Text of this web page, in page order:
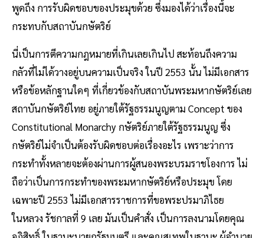
พูดถึง การรับผิดชอบของประมุขด้วย ซึ่งมองได้ว่าเรื่องนี้จะ
กระทบกับสถาบันกษัตริย์
นี่เป็นการตีความกฎหมายที่เกินเลยเกินไป สะท้อนถึงความ
กลัวที่ไม่ได้วางอยู่บนความเป็นจริง ในปี 2553 นั้น ไม่มีเอกสาร
หรือข้อหลักฐานใดๆ ที่เกี่ยวข้องกับสถาบันพระมหากษัตริย์เลย
สถาบันกษัตริย์ไทย อยู่ภายใต้รัฐธรรมนูญตาม Concept ของ
Constitutional Monarchy กษัตริย์ภายใต้รัฐธรรมนูญ ซึ่ง
กษัตริย์ไม่จำเป็นต้องรับผิดชอบต่อเรื่องอะไร เพราะว่าการ
กระทำทั้งหลายจะต้องผ่านการผู้สนองพระบรมราชโองการ ไม่
ถือว่าเป็นการกระทำของพระมหากษัตริย์หรือประมุข โดย
เฉพาะปี 2553 ไม่มีเอกสารราชการที่ขอพระปรมาภิไธย
ในหลวง รัชกาลที่ 9 เลย มันเป็นคำสั่ง เป็นการลงนามโดยคุณ